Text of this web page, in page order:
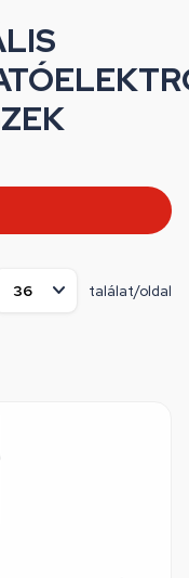
találat/oldal